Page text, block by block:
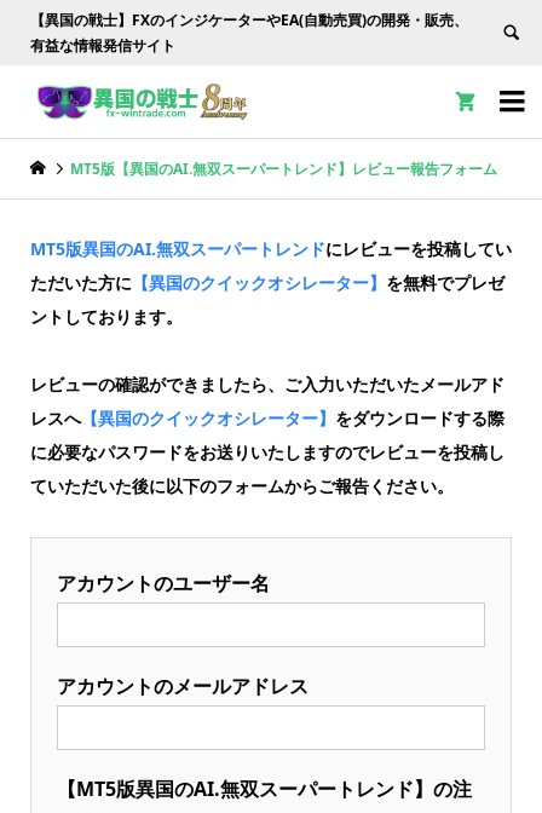
【異国の戦士】FXのインジケーターやEA(自動売買)の開発・販売、
有益な情報発信サイト


MT5版【異国のAI.無双スーパートレンド】レビュー報告フォーム
MT5版【異国のAI.無双スーパートレンド】
レビュー報告フォーム
MT5版異国のAI.無双スーパートレンドにレビューを投稿してい
ただいた方に【異国のクイックオシレーター】 を無料でプレゼ
ントしております。
レビューの確認ができましたら、ご入力いただいたメールアド
レスへ【異国のクイックオシレーター】 をダウンロードする際
に必要なパスワードをお送りいたしますのでレビューを投稿し
ていただいた後に以下のフォームからご報告ください。
アカウントのユーザー名
アカウントのメールアドレス
【MT5版異国のAI.無双スーパートレンド】の注